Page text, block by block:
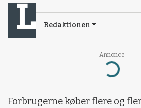
Annonce
Loading...
Redaktionen
Forbrugerne køber flere og